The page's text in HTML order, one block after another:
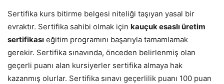
Sertifika kurs bitirme belgesi niteliği taşıyan yasal bir
evraktır. Sertifika sahibi olmak için kauçuk esaslı üretim
sertifikası eğitim programını başarıyla tamamlamak
gerekir. Sertifika sınavında, önceden belirlenmiş olan
geçerli puanı alan kursiyerler sertifika almaya hak
kazanmış olurlar. Sertifika sınavı geçerlilik puanı 100 puan